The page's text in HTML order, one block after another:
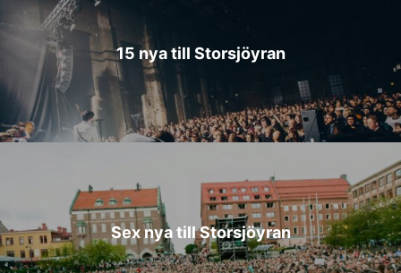
15 nya till Storsjöyran
Sex nya till Storsjöyran